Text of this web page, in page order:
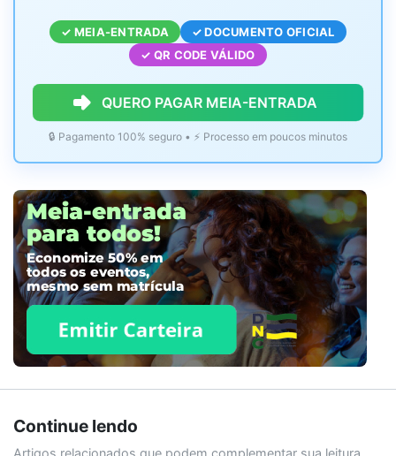
✓ MEIA-ENTRADA
✓ DOCUMENTO OFICIAL
✓ QR CODE VÁLIDO
QUERO PAGAR MEIA-ENTRADA
🔒 Pagamento 100% seguro • ⚡ Processo em poucos minutos
Continue lendo
Artigos relacionados que podem complementar sua leitura.